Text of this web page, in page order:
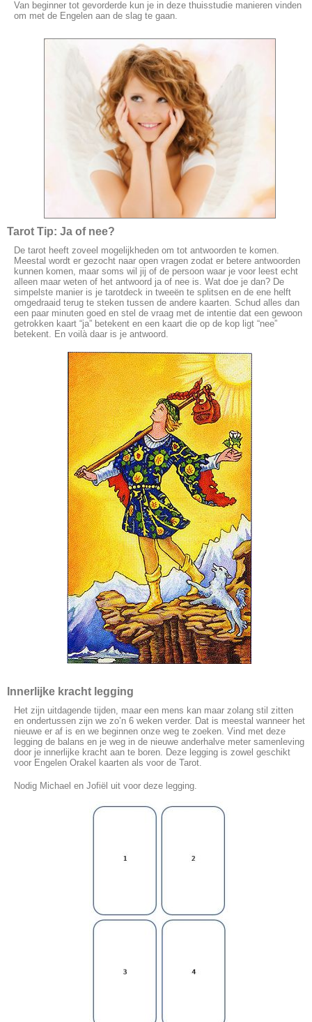
Van beginner tot gevorderde kun je in deze thuisstudie manieren vinden
om met de Engelen aan de slag te gaan.
Tarot Tip: Ja of nee?
De tarot heeft zoveel mogelijkheden om tot antwoorden te komen.
Meestal wordt er gezocht naar open vragen zodat er betere antwoorden
kunnen komen, maar soms wil jij of de persoon waar je voor leest echt
alleen maar weten of het antwoord ja of nee is. Wat doe je dan? De
simpelste manier is je tarotdeck in tweeën te splitsen en de ene helft
omgedraaid terug te steken tussen de andere kaarten. Schud alles dan
een paar minuten goed en stel de vraag met de intentie dat een gewoon
getrokken kaart “ja” betekent en een kaart die op de kop ligt “nee”
betekent. En voilà daar is je antwoord.
Innerlijke kracht legging
Het zijn uitdagende tijden, maar een mens kan maar zolang stil zitten
en ondertussen zijn we zo’n 6 weken verder. Dat is meestal wanneer het
nieuwe er af is en we beginnen onze weg te zoeken. Vind met deze
legging de balans en je weg in de nieuwe anderhalve meter samenleving
door je innerlijke kracht aan te boren. Deze legging is zowel geschikt
voor Engelen Orakel kaarten als voor de Tarot.
Nodig Michael en Jofiël uit voor deze legging.